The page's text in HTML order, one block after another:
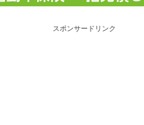
スポンサードリンク